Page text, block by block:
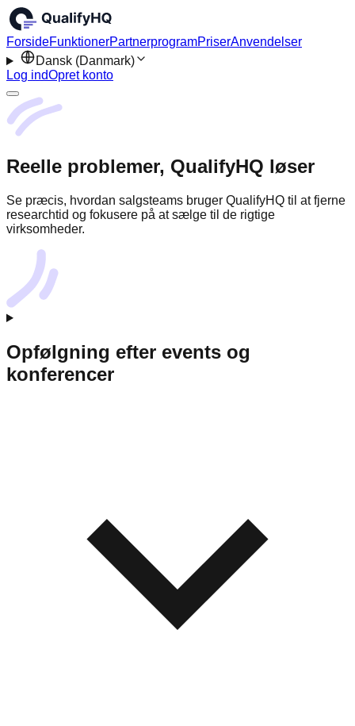
ForsideFunktionerPartnerprogramPriserAnvendelser
Dansk (Danmark)
Log indOpret konto
Reelle problemer, QualifyHQ løser
Se præcis, hvordan salgsteams bruger QualifyHQ til at fjerne
researchtid og fokusere på at sælge til de rigtige
virksomheder.
Opfølgning efter events og
konferencer